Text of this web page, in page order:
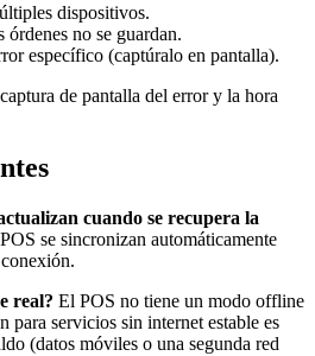
dispositivos.
no se guardan.
específico (captúralo en pantalla).
de pantalla del error y la hora
cuando se recupera la
se sincronizan automáticamente
real? El POS no tiene un modo offline
para servicios sin internet estable es
(datos móviles o una segunda red